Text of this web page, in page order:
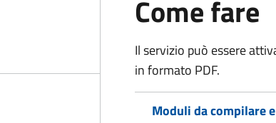
Come fare
Il servizio può essere
in formato PDF.
Moduli da compilare